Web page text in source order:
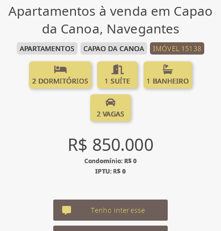
Apartamentos à venda em Capao
da Canoa, Navegantes
APARTAMENTOS CAPAO DA CANOA IMÓVEL 15138
2 DORMITÓRIOS 1 SUÍTE 1 BANHEIRO
2 VAGAS
R$ 850.000
Condomínio: R$ 0
IPTU: R$ 0
Tenho interesse